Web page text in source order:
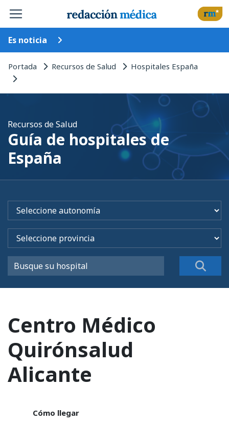
Es noticia
Portada Recursos de Salud Hospitales España
Recursos de Salud
Guía de hospitales de
España
Centro Médico
Quirónsalud
Alicante
Cómo llegar